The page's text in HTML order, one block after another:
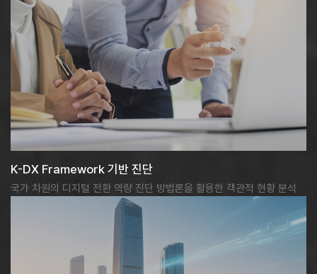
K-DX Framework 기반 진단
국가 차원의 디지털 전환 역량 진단 방법론을 활용한 객관적 현황 분석